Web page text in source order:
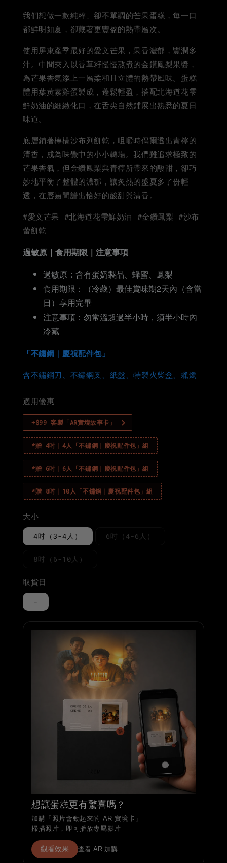
我們想做一款純粹、卻不單調的芒果蛋糕，每一口
都鮮明如夏，卻藏著更豐盈的熱帶層次。
使用屏東產季最好的愛文芒果，果香濃郁，豐潤多
汁。中間夾入以香草籽慢慢熬煮的金鑽鳳梨果醬，
為芒果香氣添上一層柔和且立體的熱帶風味。蛋糕
體用葉黃素雞蛋製成，蓬鬆輕盈，搭配北海道花雫
鮮奶油的細緻化口，在舌尖自然鋪展出熟悉的夏日
味道。
底層鋪著檸檬沙布列餅乾，咀嚼時偶爾透出青檸的
清香，成為味覺中的小小轉場。我們雖追求極致的
芒果香氣，但金鑽鳳梨與青檸所帶來的酸甜，卻巧
妙地平衡了整體的濃郁，讓炙熱的盛夏多了份輕
透，在唇齒間譜出恰好的酸甜與清香。
#愛文芒果 #北海道花雫鮮奶油 #金鑽鳳梨 #沙布
蕾餅乾
過敏原｜食用期限｜注意事項
過敏原：含有蛋奶製品、蜂蜜、鳳梨
食用期限：（冷藏）最佳賞味期2天內（含當
日）享用完畢
注意事項：勿常溫超過半小時，須半小時內
冷藏
「不鏽鋼｜慶祝配件包」
含不鏽鋼刀、不鏽鋼叉、紙盤、特製火柴盒、蠟燭
適用優惠
+$99 客製「AR實境故事卡」
*贈 4吋｜4人「不鏽鋼｜慶祝配件包」組
*贈 6吋｜6人「不鏽鋼｜慶祝配件包」組
*贈 8吋｜10人「不鏽鋼｜慶祝配件包」組
大小
4吋（3-4人） 6吋（4-6人）
8吋（6-10人）
取貨日
-
想讓蛋糕更有驚喜嗎？
加購「照片會動起來的 AR 實境卡」
掃描照片，即可播放專屬影片
觀看效果 查看 AR 加購